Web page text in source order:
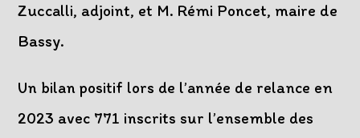
Zuccalli, adjoint, et M. Rémi Poncet, maire de
Bassy.
Un bilan positif lors de l’année de relance en
2023 avec 771 inscrits sur l’ensemble des